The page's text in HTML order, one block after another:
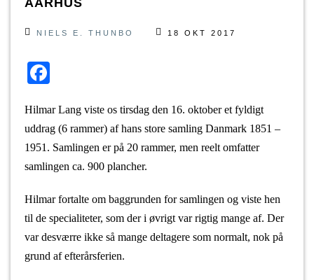
AARHUS
NIELS E. THUNBO 18 OKT 2017
c
e
b
o
k
Hilmar Lang viste os tirsdag den 16. oktober et fyldigt
uddrag (6 rammer) af hans store samling Danmark 1851 –
1951. Samlingen er på 20 rammer, men reelt omfatter
samlingen ca. 900 plancher.
Hilmar fortalte om baggrunden for samlingen og viste hen
til de specialiteter, som der i øvrigt var rigtig mange af. Der
var desværre ikke så mange deltagere som normalt, nok på
grund af efterårsferien.